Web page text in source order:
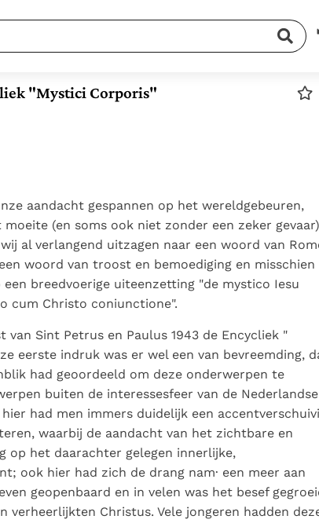
Paus naar Pavia om o.a. H.
autonomie
Wereldvoedselprogramma
toe
Paus Leo XIV in Pavia: "De
stad is zowel een gave
als een taak"
RK
"Mystici Corporis"
aandacht gespannen op het wereldgebeuren,
(en soms ook niet zonder een zeker gevaar)
al verlangend uitzagen naar een woord van
woord van troost en bemoediging en misschien
breedvoerige uiteenzetting "de mystico Iesu
cum Christo coniunctione".
Sint Petrus en Paulus 1943 de Encycliek "
eerste indruk was er wel een van bevreemding,
had geoordeeld om deze onderwerpen te
buiten de interessesfeer van de Nederlandse
had men immers duidelijk een
waarbij de aandacht van het zichtbare en
op het daarachter gelegen innerlijke,
ook hier had zich de drang nam· een meer aan
geopenbaard en in velen was het besef
verheerlijkten Christus. Vele jongeren hadden